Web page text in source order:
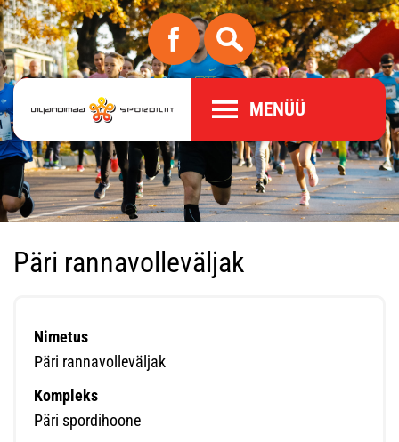
MENÜÜ
Päri rannavolleväljak
Nimetus
Päri rannavolleväljak
Kompleks
Päri spordihoone